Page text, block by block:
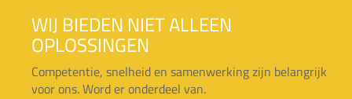
WIJ BIEDEN NIET ALLEEN
OPLOSSINGEN
Competentie, snelheid en samenwerking zijn belangrijk
voor ons. Word er onderdeel van.